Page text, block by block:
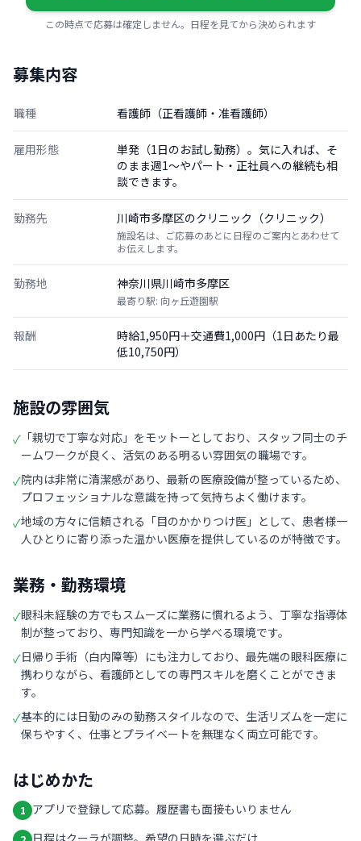
この時点で応募は確定しません。日程を見てから決められます
募集内容
職種 看護師（正看護師・准看護師）
雇用形態
単発（1日のお試し勤務）。気に入れば、そ
のまま週1〜やパート・正社員への継続も相
談できます。
勤務先 川崎市多摩区のクリニック（クリニック）
施設名は、ご応募のあとに日程のご案内とあわせて
お伝えします。
勤務地 神奈川県川崎市多摩区
最寄り駅: 向ヶ丘遊園駅
報酬
時給1,950円＋交通費1,000円（1日あたり最
低10,750円）
施設の雰囲気
✓ 「親切で丁寧な対応」をモットーとしており、スタッフ同士のチ
ームワークが良く、活気のある明るい雰囲気の職場です。
✓院内は非常に清潔感があり、最新の医療設備が整っているため、
プロフェッショナルな意識を持って気持ちよく働けます。
✓地域の方々に信頼される「目のかかりつけ医」として、患者様一
人ひとりに寄り添った温かい医療を提供しているのが特徴です。
業務・勤務環境
✓眼科未経験の方でもスムーズに業務に慣れるよう、丁寧な指導体
制が整っており、専門知識を一から学べる環境です。
✓日帰り手術（白内障等）にも注力しており、最先端の眼科医療に
携わりながら、看護師としての専門スキルを磨くことができま
す。
✓基本的には日勤のみの勤務スタイルなので、生活リズムを一定に
保ちやすく、仕事とプライベートを無理なく両立可能です。
はじめかた
1 アプリで登録して応募。履歴書も面接もいりません